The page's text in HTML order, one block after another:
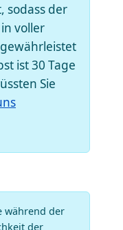
sodass der
voller
ist 30 Tage
Sie
während der
der